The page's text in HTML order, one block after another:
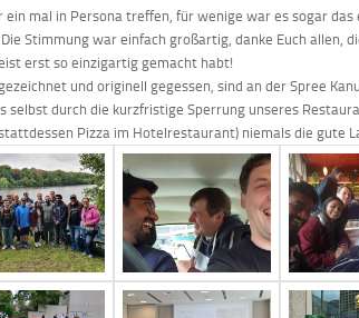
mal in Persona treffen, für wenige war es sogar das
Stimmung war einfach großartig, danke Euch allen,
erst so einzigartig gemacht habt!
und originell gegessen, sind an der Spree
selbst durch die kurzfristige Sperrung unseres
Pizza im Hotelrestaurant) niemals die gute